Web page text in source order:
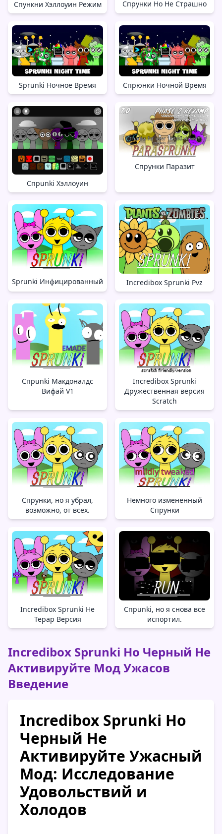
Спункни Хэллоуин Режим Спрунки Но Не Страшно
Sprunki Ночное Время Спрюнки Ночной Время
Спрunki Хэллоуин
Спрунки Паразит
Sprunki Инфицированный Incredibox Sprunki Pvz
Спрunki Макдоналдс
Вифай V1
Incredibox Sprunki
Дружественная версия
Scratch
Спрунки, но я убрал,
возможно, от всех.
Немного измененный
Спрунки
Incredibox Sprunki Не
Терар Версия
Спрunki, но я снова все
испортил.
Incredibox Sprunki Но Черный Не
Активируйте Мод Ужасов
Введение
Incredibox Sprunki Но
Черный Не
Активируйте Ужасный
Мод: Исследование
Удовольствий и
Холодов